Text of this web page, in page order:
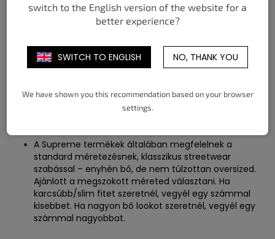
71.12 -
81.28 -
91.44 -
A Supreme termékek általában megfelelnek a
standard méretezésnek, klasszikus streetwear
szabással – enyhén bő, de nem túlzottan oversized.
Ajánlott a megszokott méreted választani. Ha
karcsúbb/slim fitet szeretnél, vegyél egy számmal
kisebbet. Ha nagyon bő lookot szeretnél, vegyél egy
számmal nagyobbat.
switch to the English version of the website for a
better experience?
SWITCH TO ENGLISH NO, THANK YOU
We have shown you this recommendation based on your browser
settings.